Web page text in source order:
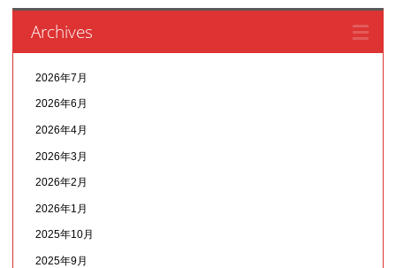
Archives
2026年7月
2026年6月
2026年4月
2026年3月
2026年2月
2026年1月
2025年10月
2025年9月